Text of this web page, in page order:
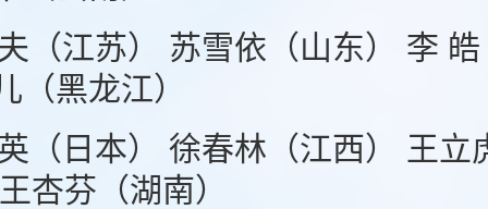
（江苏） 苏雪依（山东） 李
（黑龙江）
（日本） 徐春林（江西） 王立
杏芬（湖南）